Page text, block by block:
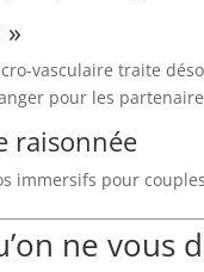
vasculaire traite
pour les
raisonnée
immersifs pour
ne vous